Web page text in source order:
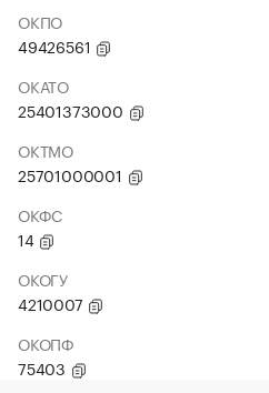
ОКПО
49426561
ОКАТО
25401373000
ОКТМО
25701000001
ОКФС
14
ОКОГУ
4210007
ОКОПФ
75403